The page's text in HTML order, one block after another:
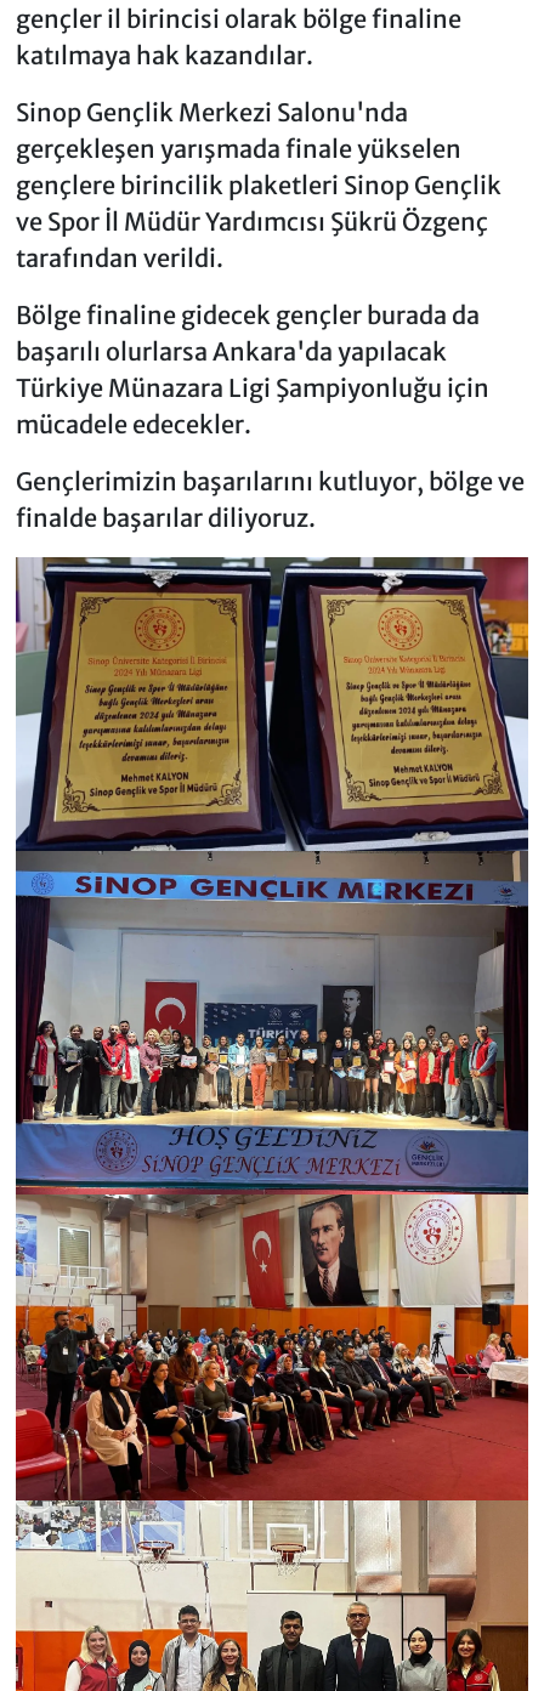
gençler il birincisi olarak bölge finaline
katılmaya hak kazandılar.
Sinop Gençlik Merkezi Salonu'nda
gerçekleşen yarışmada finale yükselen
gençlere birincilik plaketleri Sinop Gençlik
ve Spor İl Müdür Yardımcısı Şükrü Özgenç
tarafından verildi.
Bölge finaline gidecek gençler burada da
başarılı olurlarsa Ankara'da yapılacak
Türkiye Münazara Ligi Şampiyonluğu için
mücadele edecekler.
Gençlerimizin başarılarını kutluyor, bölge ve
finalde başarılar diliyoruz.